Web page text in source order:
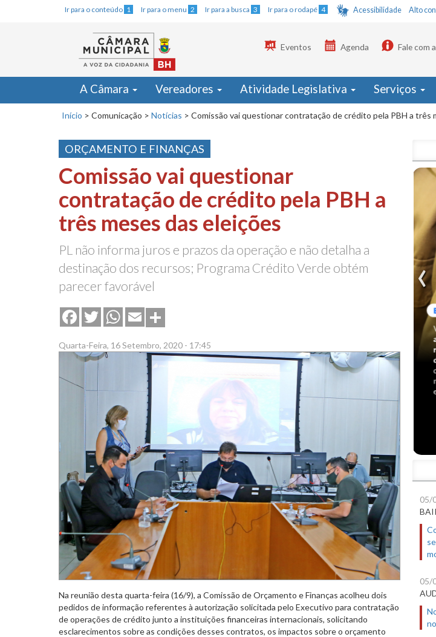
Ir para o conteúdo 1 Ir para o menu 2 Ir para a busca 3 Ir para o rodapé 4 Acessibilidade Alto
Eventos Agenda Fale com
A Câmara Vereadores Atividade Legislativa Serviços
Início > Comunicação > Notícias > Comissão vai questionar contratação de crédito pela PBH a três
ORÇAMENTO E FINANÇAS
Comissão vai questionar
contratação de crédito pela PBH a
três meses das eleições
PL não informa juros e prazos da operação e não detalha a
destinação dos recursos; Programa Crédito Verde obtém
parecer favorável
FacebookTwitterWhatsApp
Email
Quarta-Feira, 16 Setembro, 2020 - 17:45
Na reunião desta quarta-feira (16/9), a Comissão de Orçamento e Finanças acolheu dois
pedidos de informação referentes à autorização solicitada pelo Executivo para contratação
de operações de crédito junto a instituições financeiras internacionais, solicitando
esclarecimentos sobre as condições desses contratos, os impactos sobre o orçamento
05/
05/